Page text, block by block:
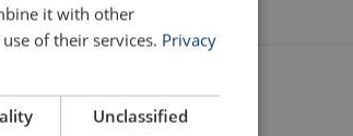
it with other
of their services. Privacy
Unclassified